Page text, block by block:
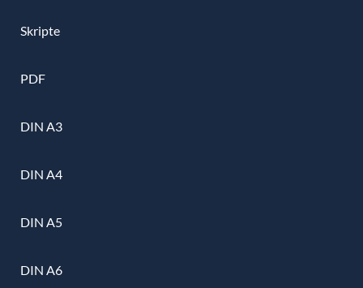
Skripte
PDF
DIN A3
DIN A4
DIN A5
DIN A6